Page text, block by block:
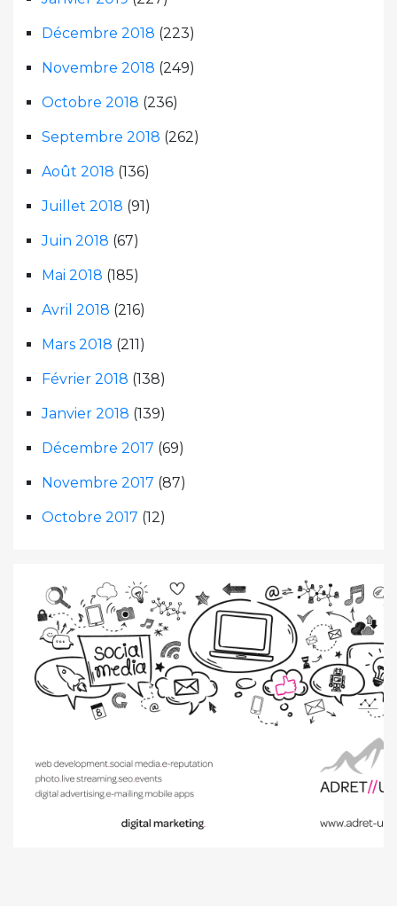
Décembre 2018 (223)
Novembre 2018 (249)
Octobre 2018 (236)
Septembre 2018 (262)
Août 2018 (136)
Juillet 2018 (91)
Juin 2018 (67)
Mai 2018 (185)
Avril 2018 (216)
Mars 2018 (211)
Février 2018 (138)
Janvier 2018 (139)
Décembre 2017 (69)
Novembre 2017 (87)
Octobre 2017 (12)